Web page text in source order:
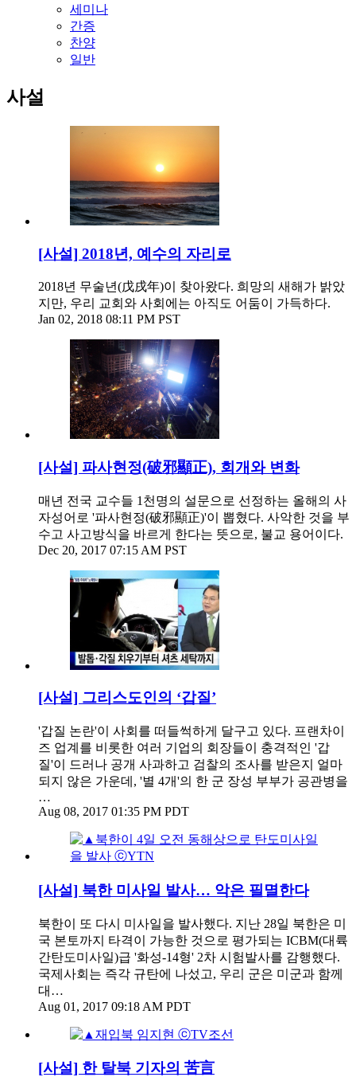
세미나
간증
찬양
일반
사설
[사설] 2018년, 예수의 자리로
2018년 무술년(戊戌年)이 찾아왔다. 희망의 새해가 밝았
지만, 우리 교회와 사회에는 아직도 어둠이 가득하다.
Jan 02, 2018 08:11 PM PST
[사설] 파사현정(破邪顯正), 회개와 변화
매년 전국 교수들 1천명의 설문으로 선정하는 올해의 사
자성어로 '파사현정(破邪顯正)'이 뽑혔다. 사악한 것을 부
수고 사고방식을 바르게 한다는 뜻으로, 불교 용어이다.
Dec 20, 2017 07:15 AM PST
[사설] 그리스도인의 ‘갑질’
'갑질 논란'이 사회를 떠들썩하게 달구고 있다. 프랜차이
즈 업계를 비롯한 여러 기업의 회장들이 충격적인 '갑
질'이 드러나 공개 사과하고 검찰의 조사를 받은지 얼마
되지 않은 가운데, '별 4개'의 한 군 장성 부부가 공관병을
…
Aug 08, 2017 01:35 PM PDT
[사설] 북한 미사일 발사… 악은 필멸한다
북한이 또 다시 미사일을 발사했다. 지난 28일 북한은 미
국 본토까지 타격이 가능한 것으로 평가되는 ICBM(대륙
간탄도미사일)급 '화성-14형' 2차 시험발사를 감행했다.
국제사회는 즉각 규탄에 나섰고, 우리 군은 미군과 함께
대…
Aug 01, 2017 09:18 AM PDT
[사설] 한 탈북 기자의 苦言